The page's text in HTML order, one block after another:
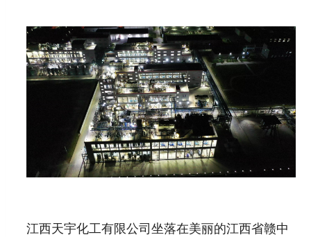
江西天宇化工有限公司坐落在美丽的江西省赣中